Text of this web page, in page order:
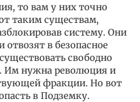
то вам у них точно
таким существам,
систему. Они
в безопасное
свободно
Им нужна революция и
фракции. Но вот
в Подземку.